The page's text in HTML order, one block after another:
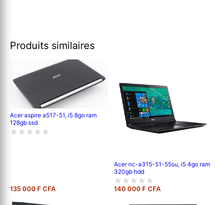
Produits similaires
Acer aspire a517-51, i5 8go ram
128gb ssd
135 000 F CFA
Acer nc-a315-51-55su, i5 4go ram
320gb hdd
140 000 F CFA